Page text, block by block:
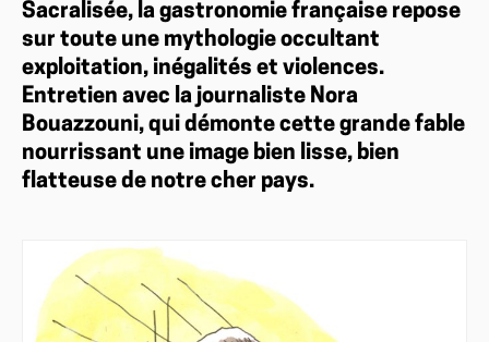
Sacralisée, la gastronomie française repose
sur toute une mythologie occultant
exploitation, inégalités et violences.
Entretien avec la journaliste Nora
Bouazzouni, qui démonte cette grande fable
nourrissant une image bien lisse, bien
flatteuse de notre cher pays.